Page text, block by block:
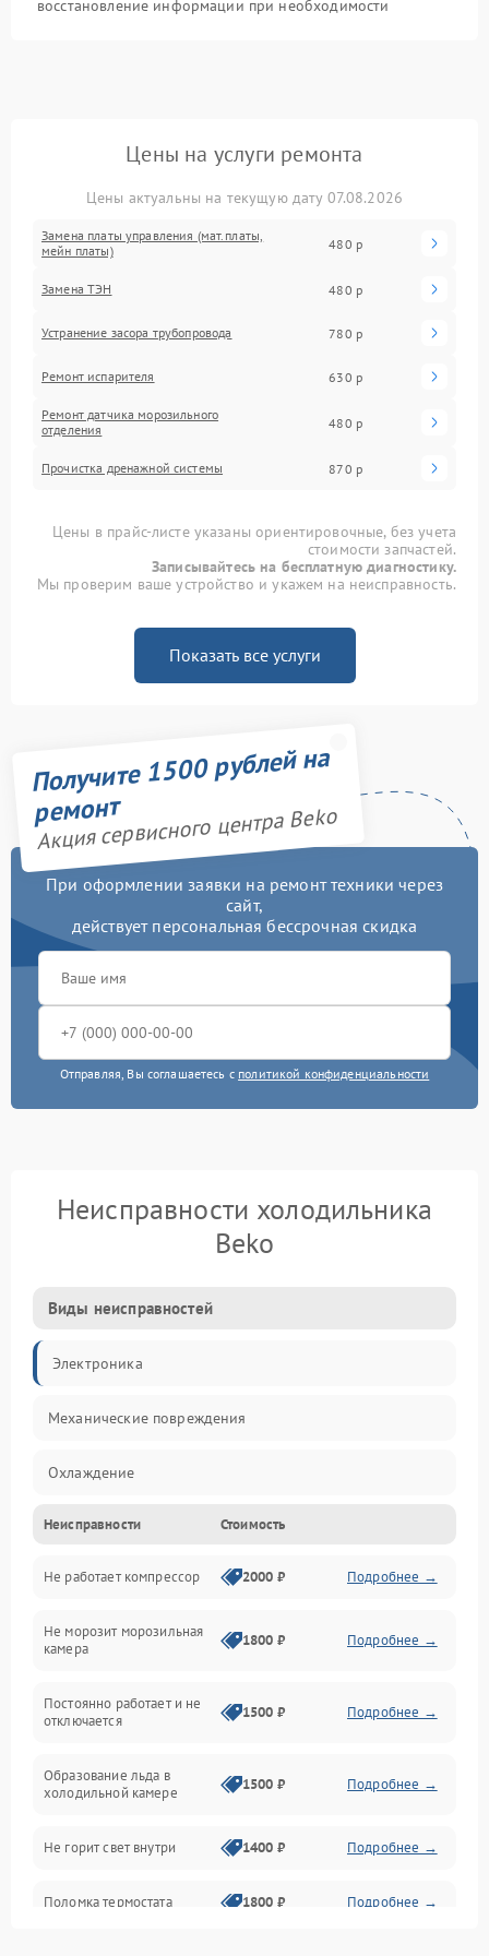
восстановление информации при необходимости
Цены на услуги ремонта
Цены актуальны на текущую дату 07.08.2026
Замена платы управления (мат.платы,
мейн платы)
480 р
Замена ТЭН 480 р
Устранение засора трубопровода 780 р
Ремонт испарителя 630 р
Ремонт датчика морозильного
отделения
480 р
Прочистка дренажной системы 870 р
Цены в прайс-листе указаны ориентировочные, без учета
стоимости запчастей.
Записывайтесь на бесплатную диагностику.
Мы проверим ваше устройство и укажем на неисправность.
Показать все услуги
Получите 1500 рублей на
ремонт
Акция сервисного центра Beko
При оформлении заявки на ремонт техники через
сайт,
действует персональная бессрочная скидка
Отправляя, Вы соглашаетесь с политикой конфиденциальности
Неисправности холодильника
Beko
Виды неисправностей
Электроника
Механические повреждения
Охлаждение
Механика
Электропитание
Дренаж
Неисправности Стоимость
Не работает компрессор 2000 ₽ Подробнее →
Не морозит морозильная
камера
1800 ₽ Подробнее →
Постоянно работает и не
отключается
1500 ₽ Подробнее →
Образование льда в
холодильной камере
1500 ₽ Подробнее →
Не горит свет внутри 1400 ₽ Подробнее →
Поломка термостата 1800 ₽ Подробнее →